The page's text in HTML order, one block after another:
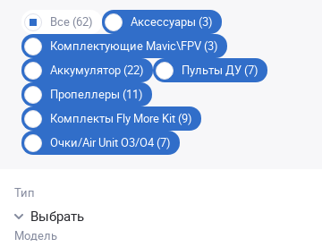
Все (62)
Аксессуары (3)
Комплектующие Mavic\FPV (3)
Аккумулятор (22)
Пульты ДУ (7)
Пропеллеры (11)
Комплекты Fly More Kit (9)
Очки/Air Unit O3/O4 (7)
Тип
Выбрать
Модель